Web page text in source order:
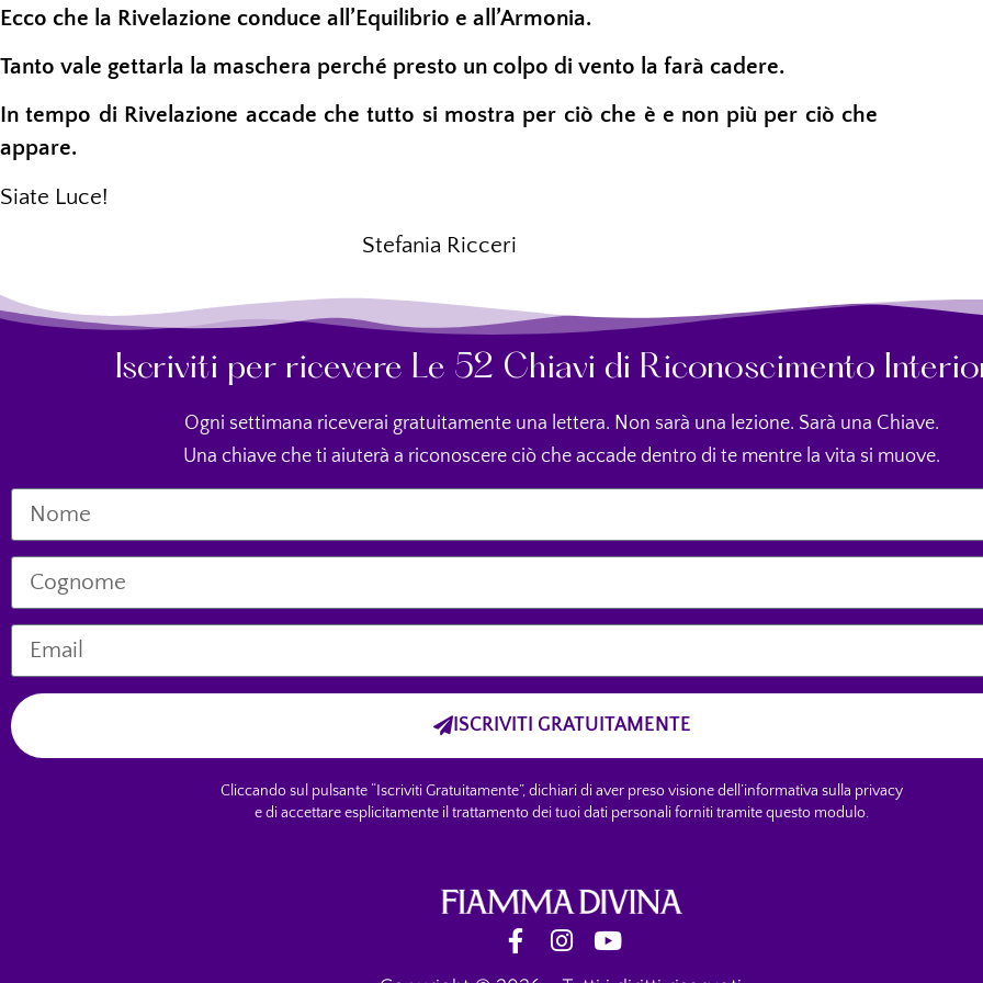
Ecco che la Rivelazione conduce all’Equilibrio e all’Armonia.
Tanto vale gettarla la maschera perché presto un colpo di vento la farà cadere.
In tempo di Rivelazione accade che tutto si mostra per ciò che è e non più per ciò che
appare.
Siate Luce!
Stefania Ricceri
Iscriviti per ricevere Le 52 Chiavi di Riconoscimento
Ogni settimana riceverai gratuitamente una lettera. Non sarà una lezione. Sarà una Chiave.
Una chiave che ti aiuterà a riconoscere ciò che accade dentro di te mentre la vita si muove.
ISCRIVITI GRATUITAMENTE
Cliccando sul pulsante “Iscriviti Gratuitamente”, dichiari di aver preso visione dell’informativa sulla privacy
e di accettare esplicitamente il trattamento dei tuoi dati personali forniti tramite questo modulo.